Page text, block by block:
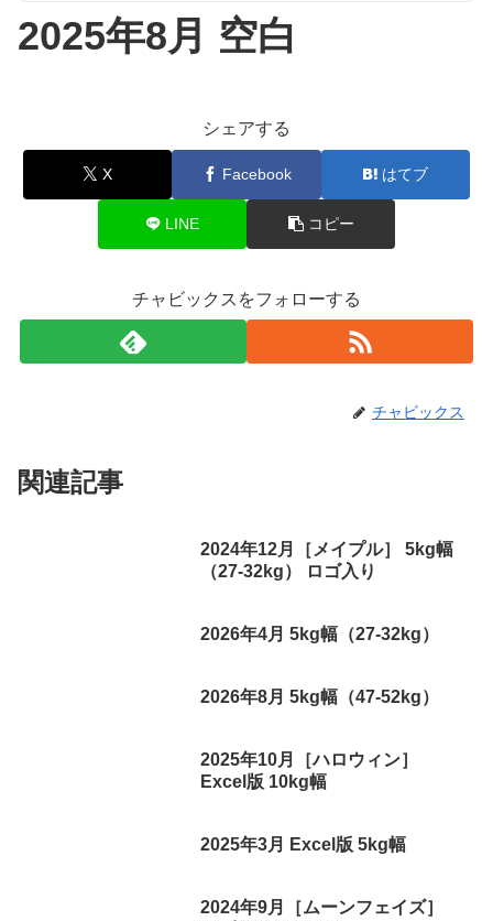
2025年8月 空白
シェアする
X Facebook はてブ
LINE コピー
チャビックスをフォローする
チャビックス
関連記事
2024年12月［メイプル］ 5kg幅
（27-32kg） ロゴ入り
2026年4月 5kg幅（27-32kg）
2026年8月 5kg幅（47-52kg）
2025年10月［ハロウィン］
Excel版 10kg幅
2025年3月 Excel版 5kg幅
2024年9月［ムーンフェイズ］